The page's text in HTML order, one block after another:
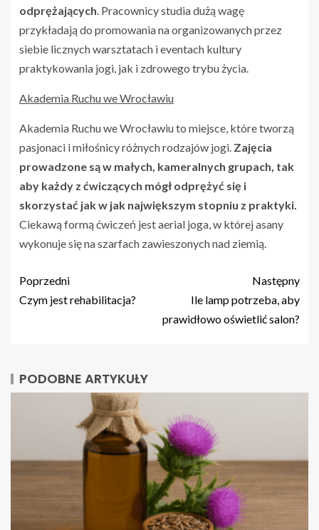
odprężających . Pracownicy studia dużą wagę
przykładają do promowania na organizowanych przez
siebie licznych warsztatach i eventach kultury
praktykowania jogi, jak i zdrowego trybu życia.
Akademia Ruchu we Wrocławiu
Akademia Ruchu we Wrocławiu to miejsce, które tworzą
pasjonaci i miłośnicy różnych rodzajów jogi. Zajęcia
prowadzone są w małych, kameralnych grupach, tak
aby każdy z ćwiczących mógł odprężyć się i
skorzystać jak w jak największym stopniu z praktyki.
Ciekawą formą ćwiczeń jest aerial joga, w której asany
wykonuje się na szarfach zawieszonych nad ziemią.
Poprzedni
Czym jest rehabilitacja?
Następny
Ile lamp potrzeba, aby
prawidłowo oświetlić salon?
PODOBNE ARTYKUŁY